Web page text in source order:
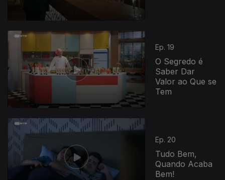
Ep. 19
O Segredo é
Saber Dar
Valor ao Que se
Tem
Ep. 20
Tudo Bem,
Quando Acaba
Bem!
837056